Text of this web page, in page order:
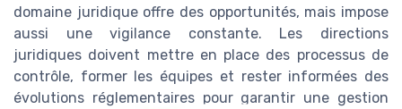
domaine juridique offre des opportunités, mais impose
aussi une vigilance constante. Les directions
juridiques doivent mettre en place des processus de
contrôle, former les équipes et rester informées des
évolutions réglementaires pour garantir une gestion